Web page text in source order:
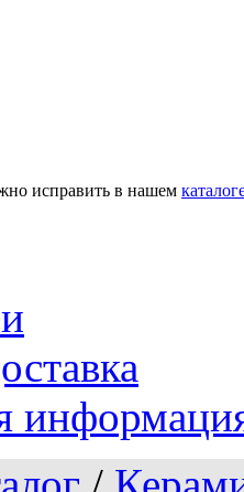
исправить в нашем